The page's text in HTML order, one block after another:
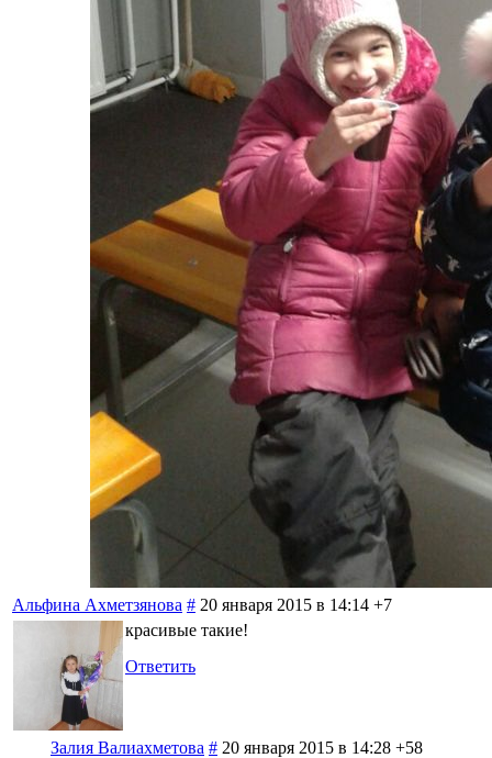
Альфина Ахметзянова # 20 января 2015 в 14:14 +7
красивые такие!
Ответить
Залия Валиахметова # 20 января 2015 в 14:28 +58